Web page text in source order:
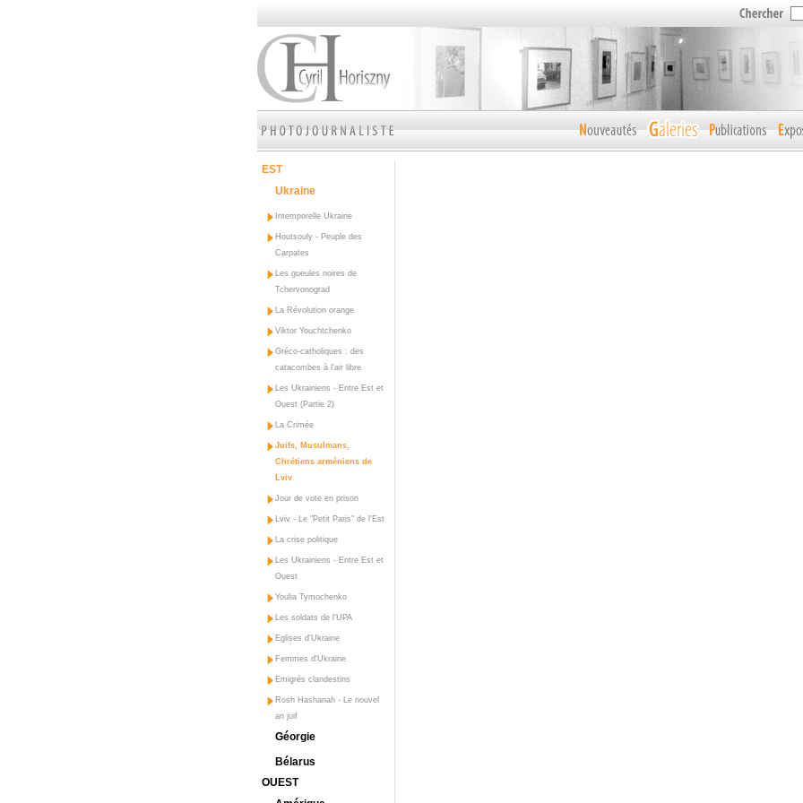
EST
Ukraine
Intemporelle Ukraine
Houtsouly - Peuple des
Carpates
Les gueules noires de
Tchervonograd
La Révolution orange
Viktor Youchtchenko
Gréco-catholiques : des
catacombes à l'air libre
Les Ukrainiens - Entre Est et
Ouest (Partie 2)
La Crimée
Juifs, Musulmans,
Chrétiens arméniens de
Lviv
Jour de vote en prison
Lviv - Le "Petit Paris" de l'Est
La crise politique
Les Ukrainiens - Entre Est et
Ouest
Youlia Tymochenko
Les soldats de l'UPA
Eglises d'Ukraine
Femmes d'Ukraine
Emigrés clandestins
Rosh Hashanah - Le nouvel
an juif
Géorgie
Bélarus
OUEST